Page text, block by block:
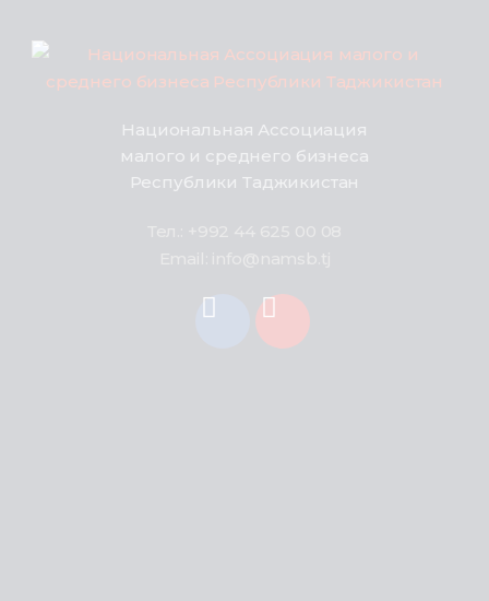
Национальная Ассоциация
малого и среднего бизнеса
Республики Таджикистан